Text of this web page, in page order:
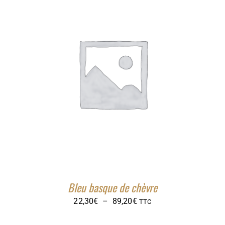
Bleu basque de chèvre
22,30€ – 89,20€Plage
TTC